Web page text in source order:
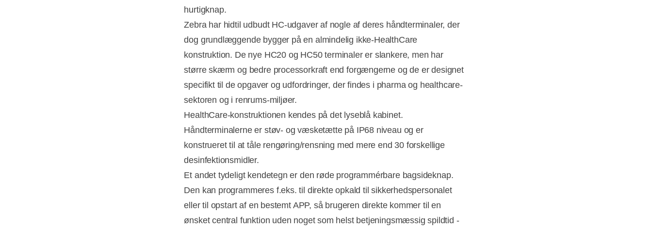
hurtigknap.
Zebra har hidtil udbudt HC-udgaver af nogle af deres håndterminaler, der
dog grundlæggende bygger på en almindelig ikke-HealthCare
konstruktion. De nye HC20 og HC50 terminaler er slankere, men har
større skærm og bedre processorkraft end forgængerne og de er designet
specifikt til de opgaver og udfordringer, der findes i pharma og healthcare-
sektoren og i renrums-miljøer.
HealthCare-konstruktionen kendes på det lyseblå kabinet.
Håndterminalerne er støv- og væsketætte på IP68 niveau og er
konstrueret til at tåle rengøring/rensning med mere end 30 forskellige
desinfektionsmidler.
Et andet tydeligt kendetegn er den røde programmérbare bagsideknap.
Den kan programmeres f.eks. til direkte opkald til sikkerhedspersonalet
eller til opstart af en bestemt APP, så brugeren direkte kommer til en
ønsket central funktion uden noget som helst betjeningsmæssig spildtid -